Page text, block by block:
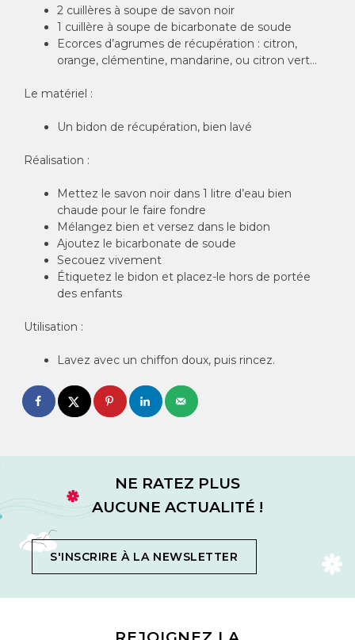
2 cuillères à soupe de savon noir
1 cuillère à soupe de bicarbonate de soude
Ecorces d’agrumes de récupération : citron,
orange, clémentine, mandarine, ou citron vert…
Le matériel :
Un bidon de récupération, bien lavé
Réalisation :
Mettez le savon noir dans 1 litre d’eau bien
chaude pour le faire fondre
Mélangez bien et versez dans le bidon
Ajoutez le bicarbonate de soude
Secouez vivement
Étiquetez le bidon et placez-le hors de portée
des enfants
Utilisation :
Lavez avec un chiffon doux, puis rincez.
NE RATEZ PLUS
AUCUNE ACTUALITÉ !
S'INSCRIRE À LA NEWSLETTER